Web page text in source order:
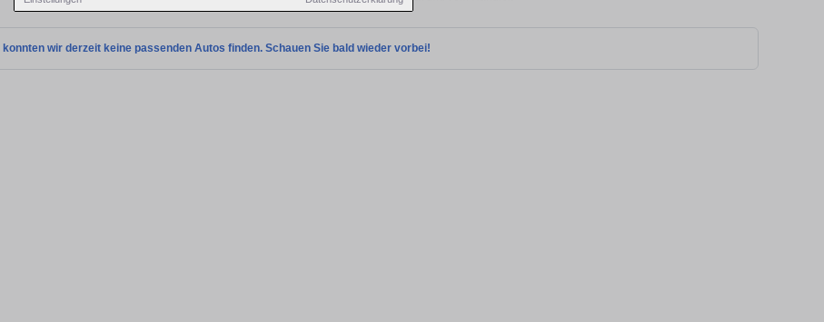
konnten wir derzeit keine passenden Autos finden. Schauen Sie bald wieder vorbei!